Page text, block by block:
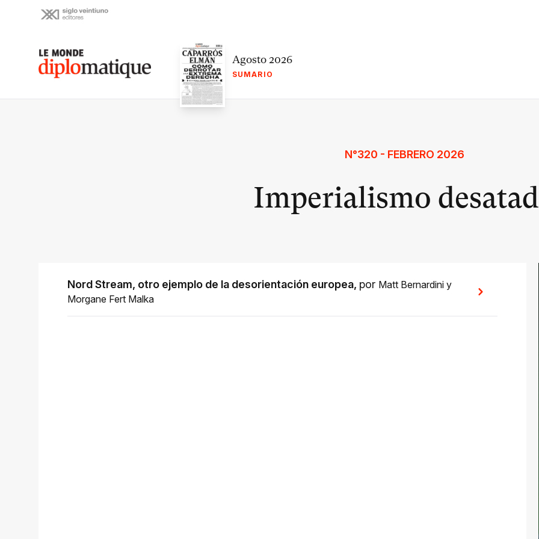
Le monde diplomatique
Agosto 2026
SUMARIO
N°320 - FEBRERO 2026
Imperialismo
Nord Stream, otro ejemplo de la desorientación europea, por Matt Bernardini y
Morgane Fert Malka